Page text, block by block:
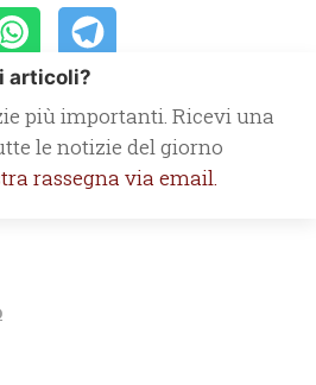
articoli?
più importanti. Ricevi una
le notizie del giorno
rassegna via email.